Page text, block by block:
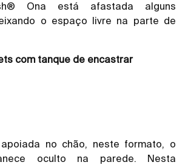
Ona está afastada alguns
o espaço livre na parte de
com tanque de encastrar
no chão, neste formato, o
oculto na parede. Nesta